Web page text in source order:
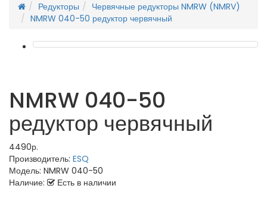
Редукторы
Червячные редукторы NMRW (NMRV)
NMRW 040-50 редуктор червячный
NMRW 040-50
редуктор червячный
4490р.
Производитель: ESQ
Модель: NMRW 040-50
Наличие:
Есть в наличии